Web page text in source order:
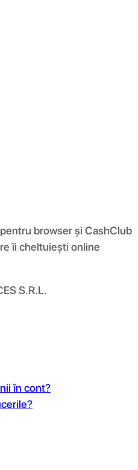
browser și CashClub
îi cheltuiești online
S.R.L.
în cont?